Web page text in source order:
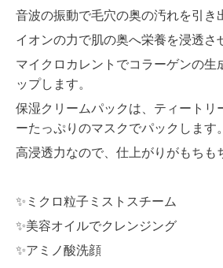
音波の振動で毛穴の奥の汚れを引き
イオンの力で肌の奥へ栄養を浸透さ
マイクロカレントでコラーゲンの生
ップします。
保湿クリームパックは、ティートリ
ーたっぷりのマスクでパックします。
高浸透力なので、仕上がりがもちも
✨ミクロ粒子ミストスチーム
✨美容オイルでクレンジング
✨アミノ酸洗顔